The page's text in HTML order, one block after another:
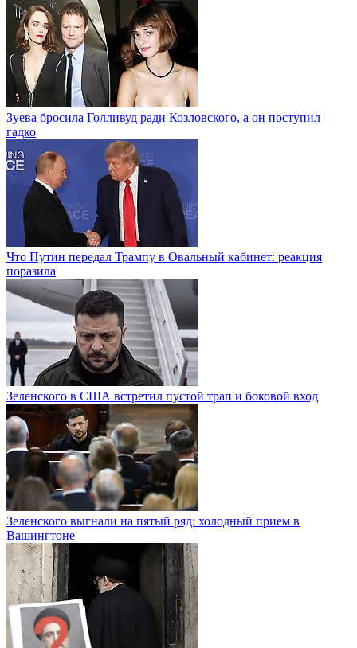
Зуева бросила Голливуд ради Козловского, а он поступил
гадко
Что Путин передал Трампу в Овальный кабинет: реакция
поразила
Зеленского в США встретил пустой трап и боковой вход
Зеленского выгнали на пятый ряд: холодный прием в
Вашингтоне